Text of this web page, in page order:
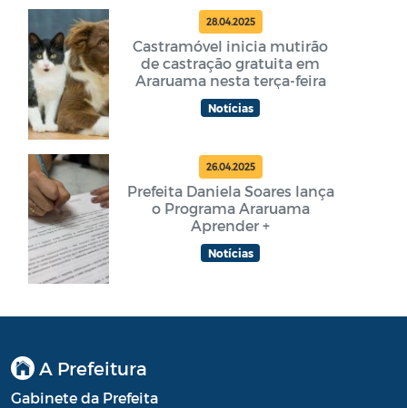
28.04.2025
Castramóvel inicia mutirão
de castração gratuita em
Araruama nesta terça-feira
Notícias
26.04.2025
Prefeita Daniela Soares lança
o Programa Araruama
Aprender +
Notícias
A Prefeitura
Gabinete da Prefeita